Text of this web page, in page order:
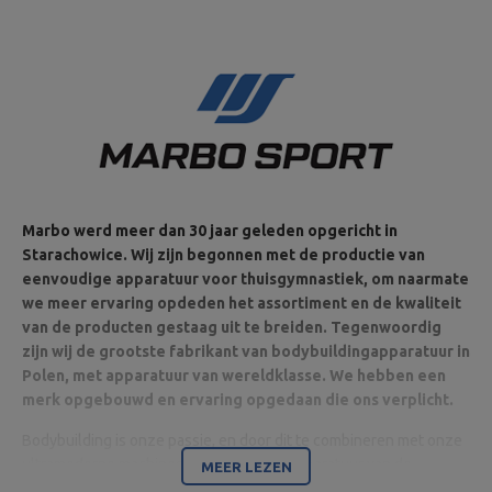
Marbo werd meer dan 30 jaar geleden opgericht in
Starachowice. Wij zijn begonnen met de productie van
eenvoudige apparatuur voor thuisgymnastiek, om naarmate
we meer ervaring opdeden het assortiment en de kwaliteit
van de producten gestaag uit te breiden. Tegenwoordig
zijn wij de grootste fabrikant van bodybuildingapparatuur in
Polen, met apparatuur van wereldklasse. We hebben een
merk opgebouwd en ervaring opgedaan die ons verplicht.
ultramoderne machines zijn wij in staat apparatuur van de
MEER LEZEN